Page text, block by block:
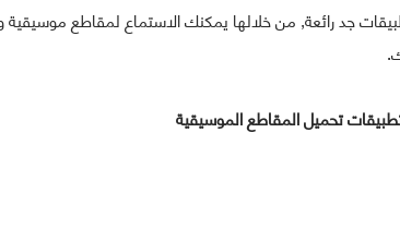
جد رائعة, من خلالها يمكنك الاستماع لمقاطع
تحميل المقاطع الموسيقية